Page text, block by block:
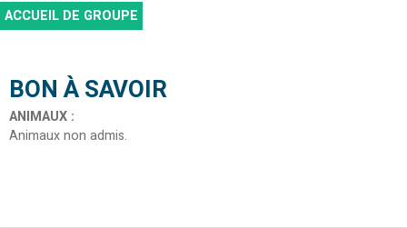
ACCUEIL DE GROUPE
BON À SAVOIR
ANIMAUX :
Animaux non admis